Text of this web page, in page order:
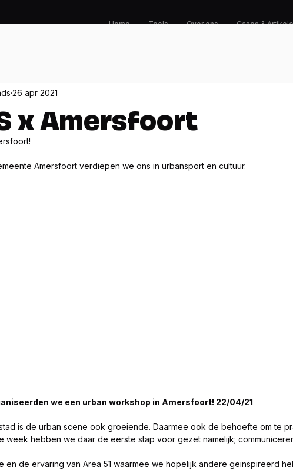
Home Tools Over ons Cases &
x Amersfoort
26 apr 2021
Amersfoort verdiepen we ons in urbansport en cultuur.
we een urban workshop in Amersfoort! 22/04/21
is de urban scene ook groeiende. Daarmee ook de behoefte om te
week hebben we daar de eerste stap voor gezet namelijk;
en de ervaring van Area 51 waarmee we hopelijk andere geinspireerd